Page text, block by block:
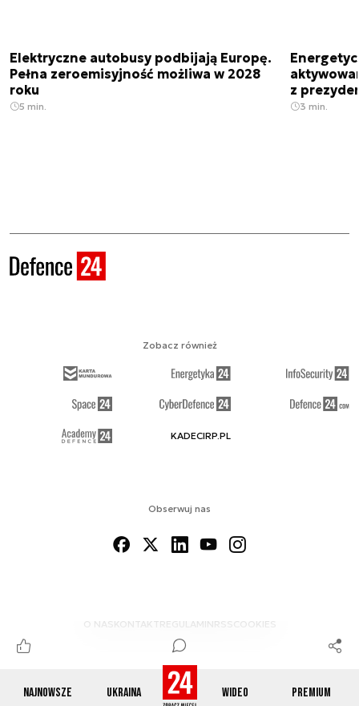
Najnowsze Ukraina Wideo Premium
Elektryczne autobusy podbijają Europę.
Pełna zeroemisyjność możliwa w 2028
roku
5 min.
z
3 min.
Obserwuj nas
O NAS KONTAKTREGULAMINRSS COOKIES
Zobacz również
KADECIRP.PL
© 2012-2026 DEFENCE24